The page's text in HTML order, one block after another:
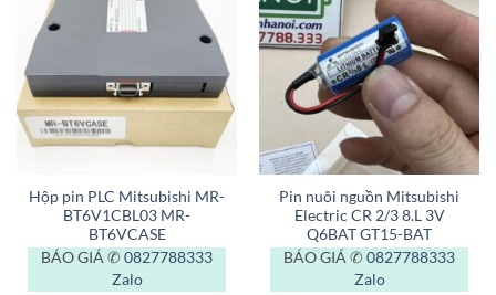
Hộp pin PLC Mitsubishi MR-
BT6V1CBL03 MR-
BT6VCASE
BÁO GIÁ ✆ 0827788333
Zalo
Pin nuôi nguồn Mitsubishi
Electric CR 2/3 8.L 3V
Q6BAT GT15-BAT
BÁO GIÁ ✆ 0827788333
Zalo